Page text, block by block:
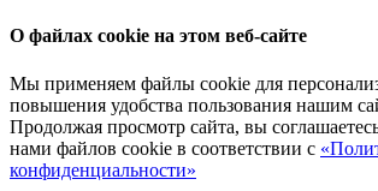
О файлах cookie на этом веб-сайте
Мы применяем файлы cookie для
повышения удобства пользования нашим
Продолжая просмотр сайта, вы
нами файлов cookie в соответствии с
конфиденциальности»